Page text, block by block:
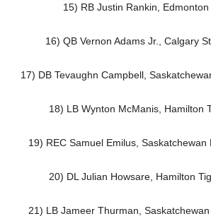
15) RB Justin Rankin, Edmonton
16) QB Vernon Adams Jr., Calgary
17) DB Tevaughn Campbell,
18) LB Wynton McManis, Hamilton
19) REC Samuel Emilus, Saskatchewan
20) DL Julian Howsare, Hamilton
21) LB Jameer Thurman,